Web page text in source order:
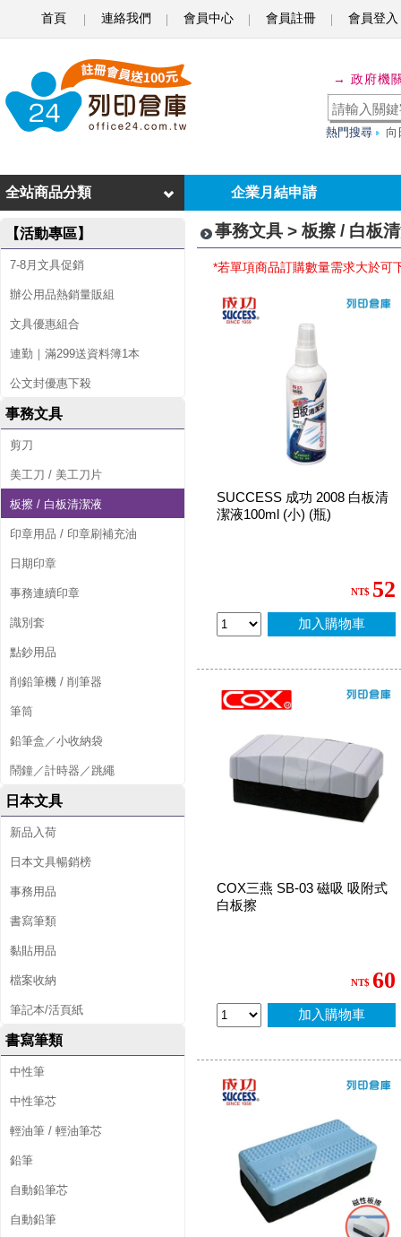
首頁 連絡我們 會員中心 會員註冊 會員登入
擦
板
清
潔
液
→ 政府機
熱門搜尋 向
企業月結申請
全站商品分類
【活動專區】
7-8月文具促銷
辦公用品熱銷量販組
文具優惠組合
連勤｜滿299送資料簿1本
公文封優惠下殺
事務文具
剪刀
美工刀 / 美工刀片
板擦 / 白板清潔液
印章用品 / 印章刷補充油
日期印章
事務連續印章
識別套
點鈔用品
削鉛筆機 / 削筆器
筆筒
鉛筆盒／小收納袋
鬧鐘／計時器／跳繩
日本文具
新品入荷
日本文具暢銷榜
事務用品
書寫筆類
黏貼用品
檔案收納
筆記本/活頁紙
書寫筆類
中性筆
中性筆芯
輕油筆 / 輕油筆芯
鉛筆
自動鉛筆芯
自動鉛筆
事務文具 > 板擦 / 白板
*若單項商品訂購數量需求大於可
SUCCESS 成功 2008 白板清
潔液100ml (小) (瓶)
NT$ 52
加入購物車
COX三燕 SB-03 磁吸 吸附式
白板擦
NT$ 60
加入購物車